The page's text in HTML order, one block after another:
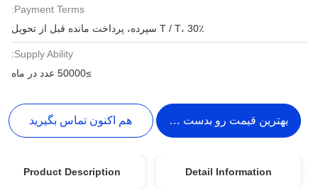
Payment Terms:
T / T، 30٪ سپرده، پرداخت مانده قبل از تحویل
Supply Ability:
≥50000 عدد در ماه
بهترین قیمت رو بدست بیار هم اکنون تماس بگیرید
Detail Information
Product Description